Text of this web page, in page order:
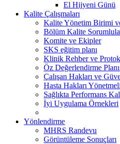
El Hijyeni Günü
Kalite Çalışmaları
Kalite Yönetim Birimi
Bölüm Kalite
Komite ve Ekipler
SKS eğitim planı
Klinik Rehber ve
Öz Değerlendirme
Çalışan Hakları ve
Hasta Hakları
Sağlıkta Performans
İyi Uygulama Örnekleri
Yönlendirme
MHRS Randevu
Görüntüleme Sonuçları